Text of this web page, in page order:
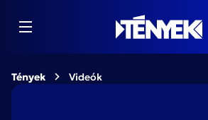
Tények Videók